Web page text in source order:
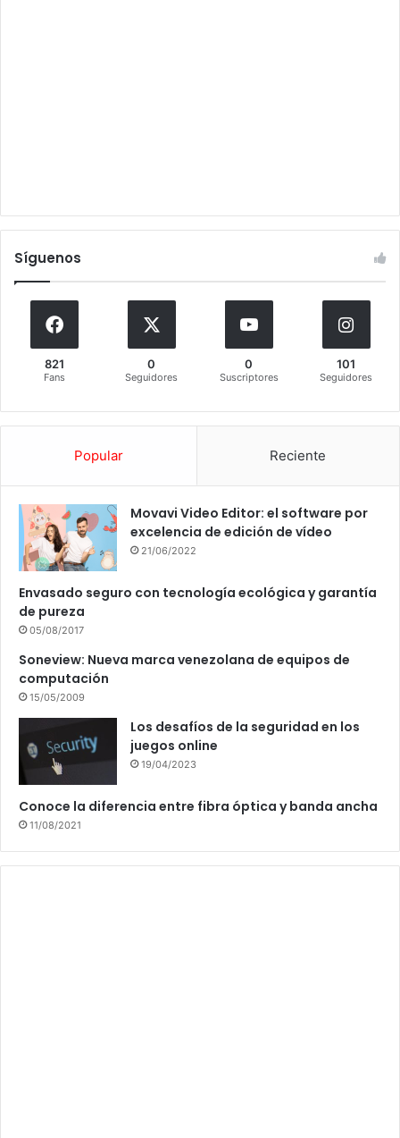
Síguenos
821
Fans
0
Seguidores
0
Suscriptores
101
Seguidores
Popular Reciente
Movavi Video Editor: el software por
excelencia de edición de vídeo
21/06/2022
Envasado seguro con tecnología ecológica y garantía
de pureza
05/08/2017
Soneview: Nueva marca venezolana de equipos de
computación
15/05/2009
Los desafíos de la seguridad en los
juegos online
19/04/2023
Conoce la diferencia entre fibra óptica y banda ancha
11/08/2021